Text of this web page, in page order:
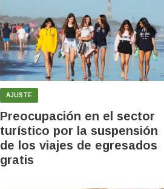
AJUSTE
Preocupación en el sector
turístico por la suspensión
de los viajes de egresados
gratis